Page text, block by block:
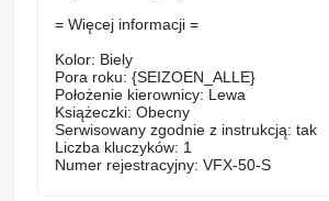
= Więcej informacji =
Kolor: Biely
Pora roku: {SEIZOEN_ALLE}
Położenie kierownicy: Lewa
Książeczki: Obecny
Serwisowany zgodnie z instrukcją: tak
Liczba kluczyków: 1
Numer rejestracyjny: VFX-50-S